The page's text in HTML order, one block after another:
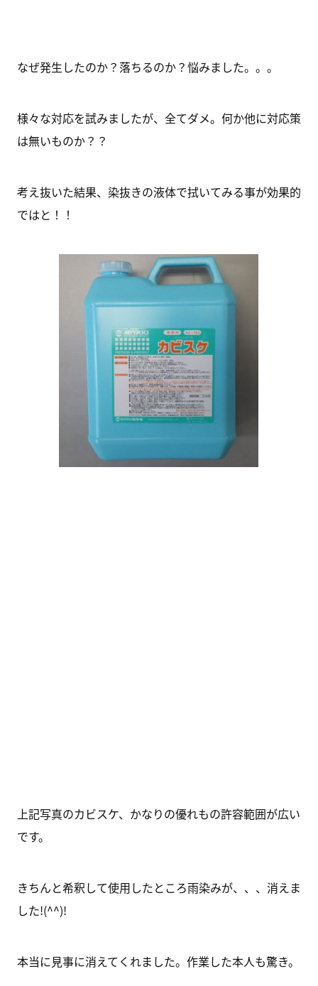
なぜ発生したのか？落ちるのか？悩みました。。。
様々な対応を試みましたが、全てダメ。何か他に対応策
は無いものか？？
考え抜いた結果、染抜きの液体で拭いてみる事が効果的
ではと！！
上記写真のカビスケ、かなりの優れもの許容範囲が広い
です。
きちんと希釈して使用したところ雨染みが、、、消えま
した!(^^)!
本当に見事に消えてくれました。作業した本人も驚き。